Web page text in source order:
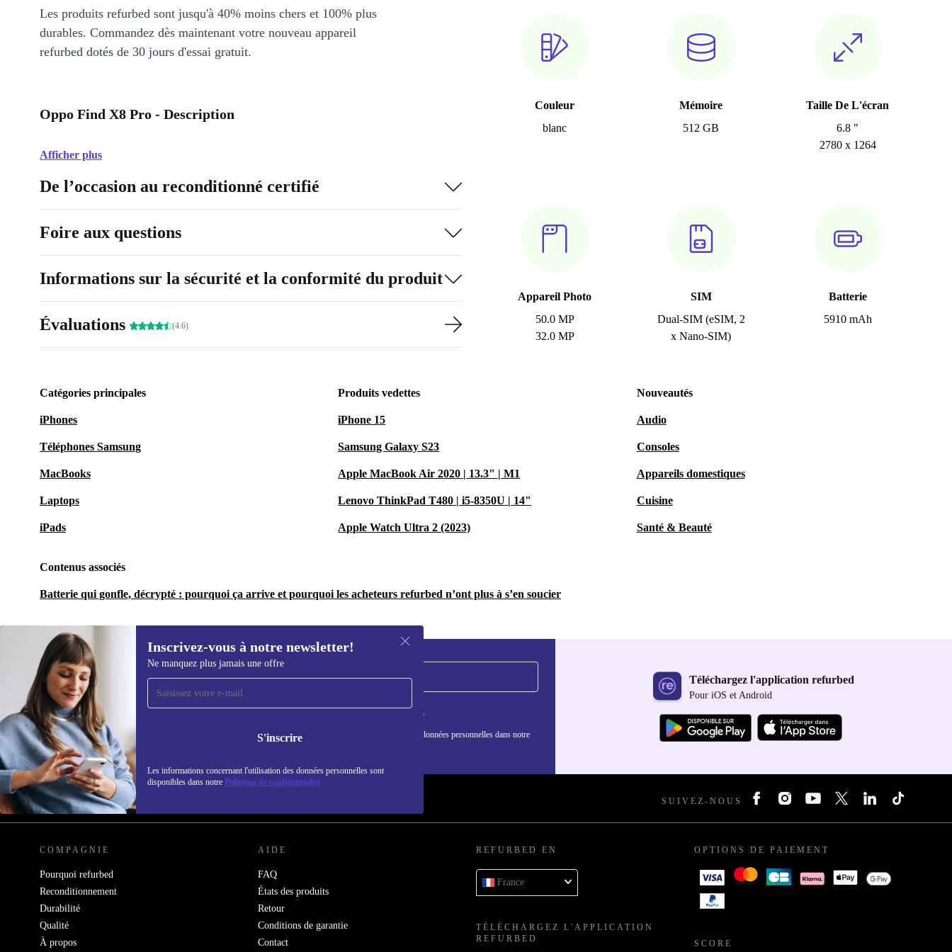
Couleur
blanc
Mémoire
512 GB
Taille De L'écran
6.8 "
2780 x 1264
Appareil Photo
50.0 MP
32.0 MP
SIM
Dual-SIM (eSIM, 2
x Nano-SIM)
Batterie
5910 mAh
Les produits refurbed sont jusqu'à 40% moins chers et 100% plus
durables. Commandez dès maintenant votre nouveau appareil
refurbed dotés de 30 jours d'essai gratuit.
Oppo Find X8 Pro - Description
Afficher plus
De l’occasion au reconditionné certifié
Foire aux questions
Informations sur la sécurité et la conformité du produit
Évaluations (4.6)
Catégories principales
iPhones
Téléphones Samsung
MacBooks
Laptops
iPads
Produits vedettes
iPhone 15
Samsung Galaxy S23
Apple MacBook Air 2020 | 13.3" | M1
Lenovo ThinkPad T480 | i5-8350U | 14"
Apple Watch Ultra 2 (2023)
Nouveautés
Audio
Consoles
Appareils domestiques
Cuisine
Santé & Beauté
Contenus associés
Batterie qui gonfle, décrypté : pourquoi ça arrive et pourquoi les acheteurs refurbed n’ont plus à s’en soucier
Inscrivez-vous à notre newsletter!
Ne manquez plus jamais une offre
S'inscrire
Les informations concernant l'utilisation des données personnelles sont
disponibles dans notre Politique de confidentialité
Recevoir offres et infos de
refurbed par mail
Ne manquez plus aucune offre.
S'inscrire
Retrouvez les informations sur l'utilisation des données personnelles dans notre
Téléchargez l'application refurbed
Pour iOS et Android
REFURBED FRANCE - RETHINK NEW. SUIVEZ-NOUS
COMPAGNIE
Pourquoi refurbed
Reconditionnement
Durabilité
Qualité
À propos
AIDE
FAQ
États des produits
Retour
Conditions de garantie
Contact
REFURBED EN
France
TÉLÉCHARGEZ L'APPLICATION
REFURBED
OPTIONS DE PAIEMENT
SCORE